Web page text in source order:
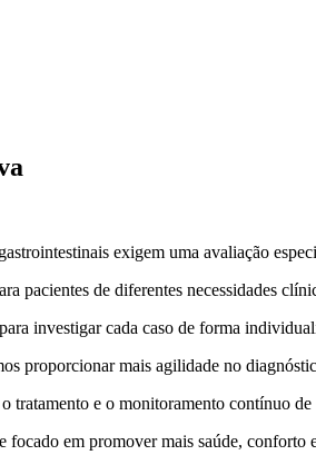
exigem uma avaliação
pacientes de diferentes necessidades
investigar cada caso de forma
proporcionar mais agilidade no
tratamento e o monitoramento contínuo
em promover mais saúde, conforto